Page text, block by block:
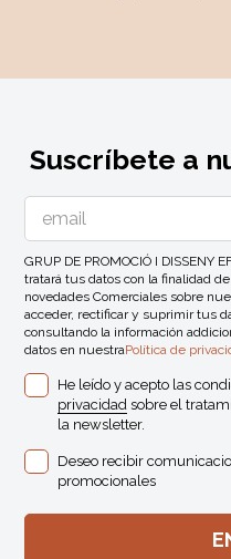
Suscríbete a
GRUP DE PROMOCIÓ I DISSENY
tratará tus datos con la finalidad
novedades Comerciales sobre
acceder, rectificar y suprimir tus
consultando la información
datos en nuestraPolítica de
He leído y acepto las
privacidad sobre el
la newsletter.
Deseo recibir
promocionales